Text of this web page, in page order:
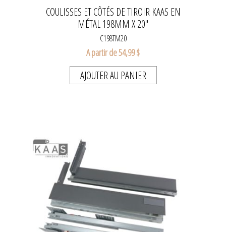
COULISSES ET CÔTÉS DE TIROIR KAAS EN
MÉTAL 198MM X 20''
C198TM20
A partir de 54,99 $
AJOUTER AU PANIER